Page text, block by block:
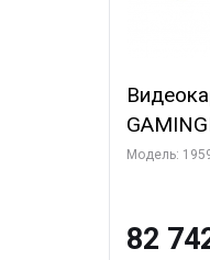
3xDP
Модель:
82